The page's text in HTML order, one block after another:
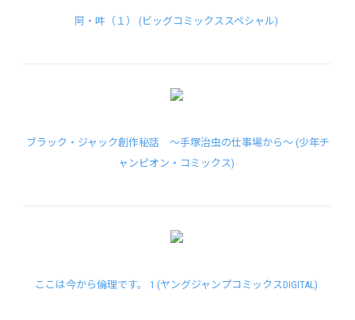
阿・吽（１） (ビッグコミックススペシャル)
ブラック・ジャック創作秘話 ～手塚治虫の仕事場から～ (少年チ
ャンピオン・コミックス)
ここは今から倫理です。 1 (ヤングジャンプコミックスDIGITAL)